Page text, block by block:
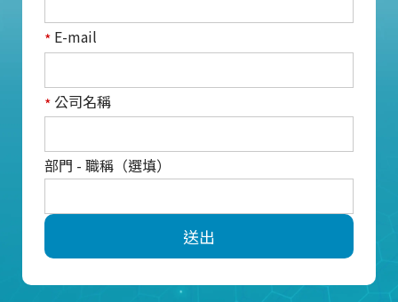
* E-mail
* 公司名稱
部門 - 職稱（選填）
送出